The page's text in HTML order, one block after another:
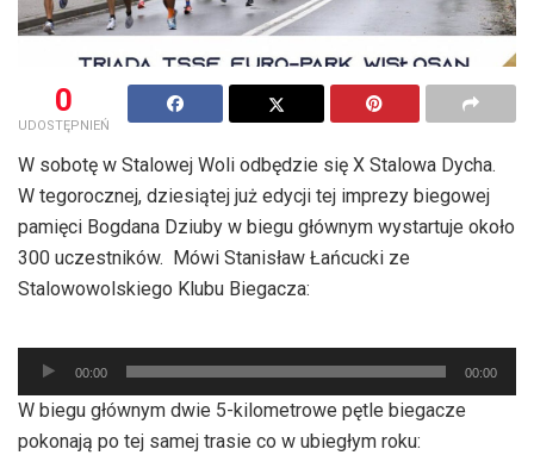
0
UDOSTĘPNIEŃ
W sobotę w Stalowej Woli odbędzie się X Stalowa Dycha.
W tegorocznej, dziesiątej już edycji tej imprezy biegowej
pamięci Bogdana Dziuby w biegu głównym wystartuje około
300 uczestników. Mówi Stanisław Łańcucki ze
Stalowowolskiego Klubu Biegacza:
Odtwarzacz
plików
dźwiękowych
00:00 00:00
W biegu głównym dwie 5-kilometrowe pętle biegacze
pokonają po tej samej trasie co w ubiegłym roku: